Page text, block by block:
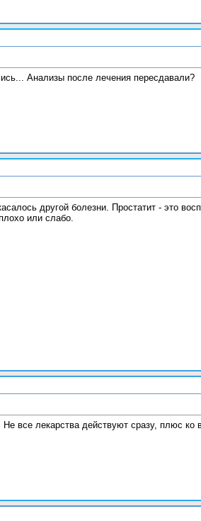
Анализы после лечения пересдавали?
другой болезни. Простатит - это
или слабо.
все лекарства действуют сразу, плюс